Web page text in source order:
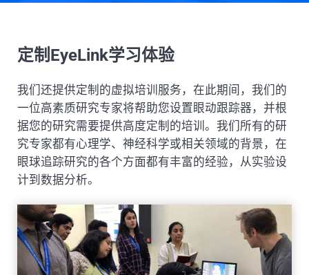
定制EyeLink学习体验
我们还提供定制的虚拟培训服务，在此期间，我们的
一位高素质研究专家将帮助您设置眼动跟踪器，并根
据您的研究需要提供高度定制的培训。我们所有的研
究专家都有心理学、神经科学或相关领域的背景，在
眼球追踪研究的各个方面都有丰富的经验，从实验设
计到数据分析。